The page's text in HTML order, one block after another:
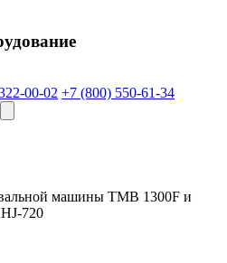
00-02 +7 (800) 550-61-34
машины TMВ 1300F и
720